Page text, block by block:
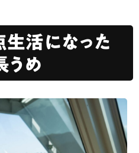
活になった
うめ